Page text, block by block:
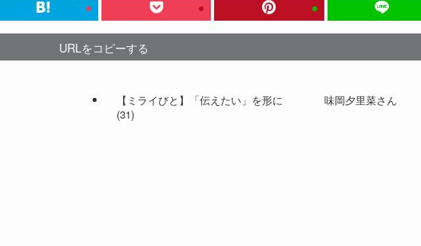
URLをコピーする
【ミライびと】「伝えたい」を形に 味岡夕里菜さん
(31)